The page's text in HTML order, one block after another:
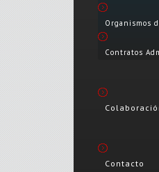
Organismos
Contratos
Contacto